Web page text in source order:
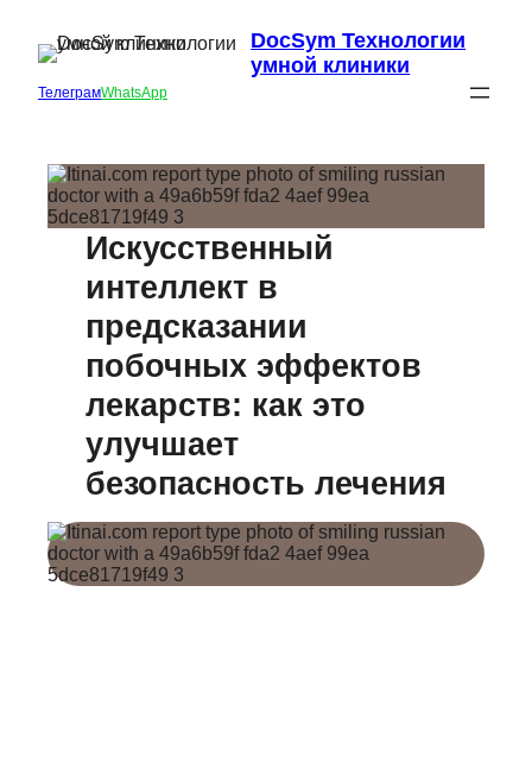
DocSym Технологии
умной клиники
ТелеграмWhatsApp
Искусственный
интеллект в
предсказании
побочных эффектов
лекарств: как это
улучшает
безопасность лечения